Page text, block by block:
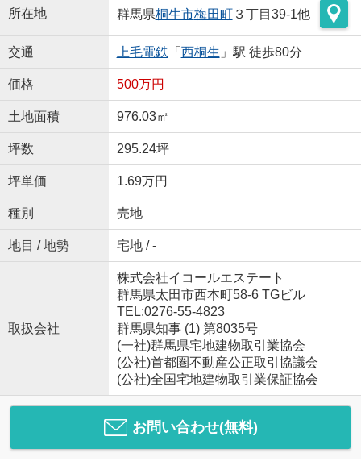
所在地 群馬県桐生市梅田町３丁目39-1他
交通 上毛電鉄 「 西桐生 」駅 徒歩80分
価格 500万円
土地面積 976.03㎡
坪数 295.24坪
坪単価 1.69万円
種別 売地
地目 / 地勢 宅地 / -
取扱会社
株式会社イコールエステート
群馬県太田市西本町58-6 TGビル
TEL:0276-55-4823
群馬県知事 (1) 第8035号
(一社)群馬県宅地建物取引業協会
(公社)首都圏不動産公正取引協議会
(公社)全国宅地建物取引業保証協会
お問い合わせ(無料)